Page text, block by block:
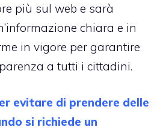
più sul web e sarà
chiara e in
in vigore per garantire
a tutti i cittadini.
evitare di prendere delle
si richiede un